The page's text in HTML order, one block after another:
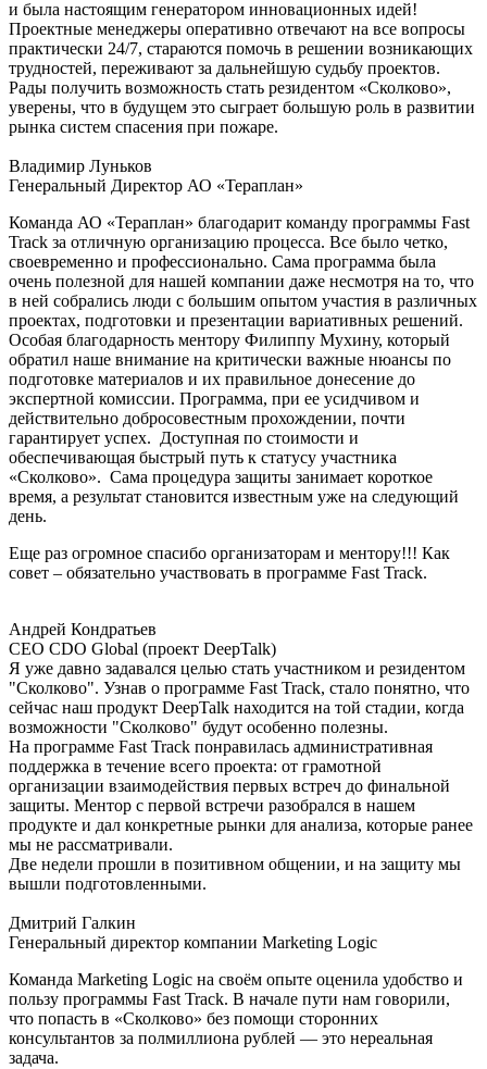
и была настоящим генератором инновационных идей!
Проектные менеджеры оперативно отвечают на все вопросы
практически 24/7, стараются помочь в решении возникающих
трудностей, переживают за дальнейшую судьбу проектов.
Рады получить возможность стать резидентом «Сколково»,
уверены, что в будущем это сыграет большую роль в развитии
рынка систем спасения при пожаре.
Владимир Луньков
Генеральный Директор АО «Тераплан»
Команда АО «Тераплан» благодарит команду программы Fast
Track за отличную организацию процесса. Все было четко,
своевременно и профессионально. Сама программа была
очень полезной для нашей компании даже несмотря на то, что
в ней собрались люди с большим опытом участия в различных
проектах, подготовки и презентации вариативных решений.
Особая благодарность ментору Филиппу Мухину, который
обратил наше внимание на критически важные нюансы по
подготовке материалов и их правильное донесение до
экспертной комиссии. Программа, при ее усидчивом и
действительно добросовестным прохождении, почти
гарантирует успех. Доступная по стоимости и
обеспечивающая быстрый путь к статусу участника
«Сколково». Сама процедура защиты занимает короткое
время, а результат становится известным уже на следующий
день.
Еще раз огромное спасибо организаторам и ментору!!! Как
совет – обязательно участвовать в программе Fast Track.
Андрей Кондратьев
CEO CDO Global (проект DeepTalk)
Я уже давно задавался целью стать участником и резидентом
"Сколково". Узнав о программе Fast Track, стало понятно, что
сейчас наш продукт DeepTalk находится на той стадии, когда
возможности "Сколково" будут особенно полезны.
На программе Fast Track понравилась административная
поддержка в течение всего проекта: от грамотной
организации взаимодействия первых встреч до финальной
защиты. Ментор с первой встречи разобрался в нашем
продукте и дал конкретные рынки для анализа, которые ранее
мы не рассматривали.
Две недели прошли в позитивном общении, и на защиту мы
вышли подготовленными.
Дмитрий Галкин
Генеральный директор компании Marketing Logic
Команда Marketing Logic на своём опыте оценила удобство и
пользу программы Fast Track. В начале пути нам говорили,
что попасть в «Сколково» без помощи сторонних
консультантов за полмиллиона рублей — это нереальная
задача.